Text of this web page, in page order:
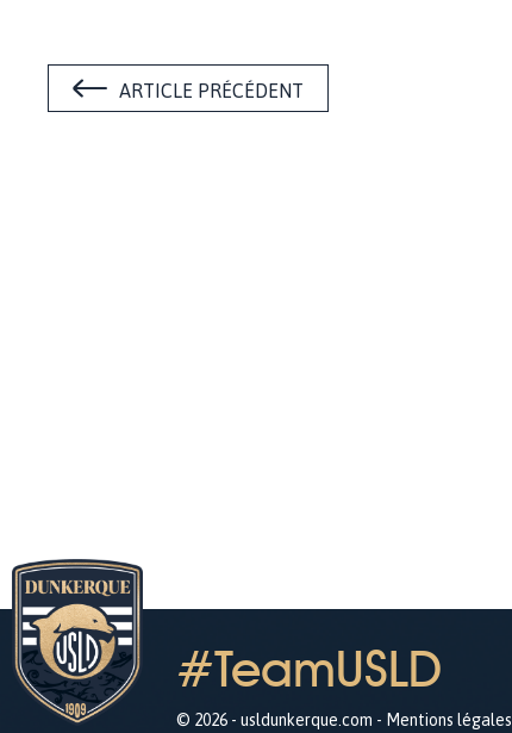
ARTICLE PRÉCÉDENT
#TeamUSLD
© 2026 - usldunkerque.com - Mentions légales